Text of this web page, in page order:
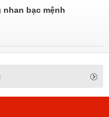
nhan bạc mệnh